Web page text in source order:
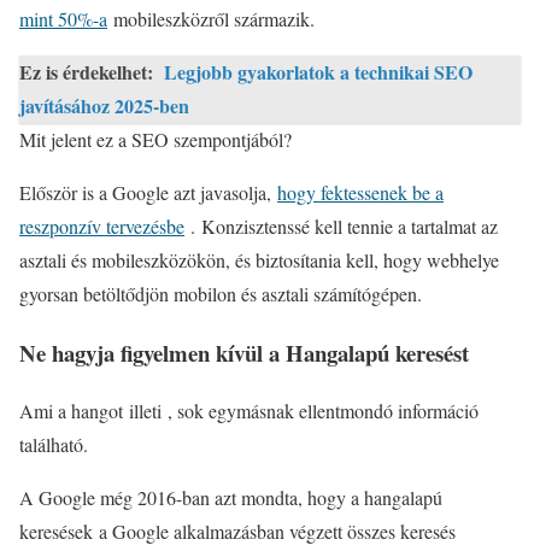
mint 50%-a mobileszközről származik.
Ez is érdekelhet: Legjobb gyakorlatok a technikai SEO
javításához 2025-ben
Mit jelent ez a SEO szempontjából?
Először is a Google azt javasolja, hogy fektessenek be a
reszponzív tervezésbe . Konzisztenssé kell tennie a tartalmat az
asztali és mobileszközökön, és biztosítania kell, hogy webhelye
gyorsan betöltődjön mobilon és asztali számítógépen.
Ne hagyja figyelmen kívül a Hangalapú keresést
Ami a hangot illeti , sok egymásnak ellentmondó információ
található.
A Google még 2016-ban azt mondta, hogy a hangalapú
keresések a Google alkalmazásban végzett összes keresés